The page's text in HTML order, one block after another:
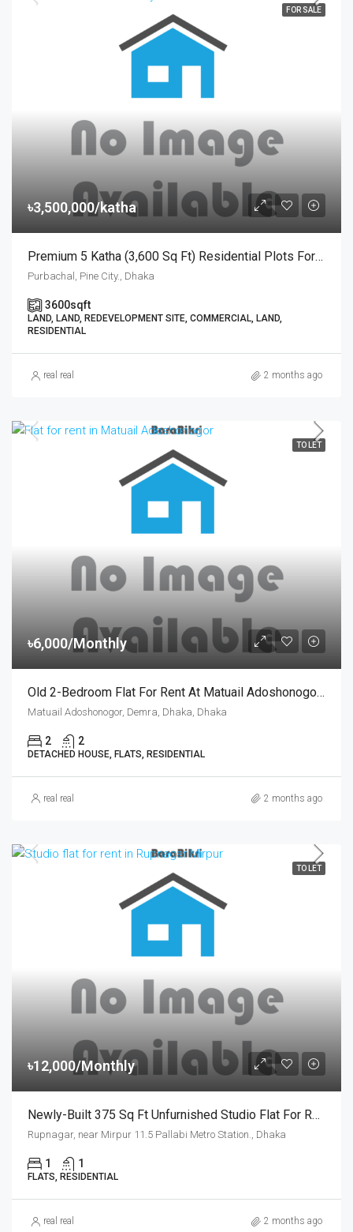
FOR SALE
৳3,500,000/katha
Premium 5 Katha (3,600 Sq Ft) Residential Plots For Sale At Pine City, Purbachal | রাজউক পূর্বাচল ২৭ নং সেক্টরের কাছে পাইন সিটি প্রকল্পে ৫ কাঠার প্লট বিক্রয়
Purbachal, Pine City., Dhaka
3600sqft
LAND, LAND, REDEVELOPMENT SITE, COMMERCIAL, LAND,
RESIDENTIAL
real real 2 months ago
TO LET
৳6,000/Monthly
Old 2-Bedroom Flat For Rent At Matuail Adoshonogor, Dhaka | ঢাকার মাতুয়াইল আদর্শ নগরে ৬,০০০ টাকায় ২ বেডরুমের পুরনো ফ্ল্যাট ভাড়া
Matuail Adoshonogor, Demra, Dhaka, Dhaka
2 2
DETACHED HOUSE, FLATS, RESIDENTIAL
real real 2 months ago
TO LET
৳12,000/Monthly
Newly-Built 375 Sq Ft Unfurnished Studio Flat For Rent At Rupnagar, Mirpur | মিরপুর রূপনগরে পল্লবী মেট্রোরেল স্টেশনের কাছে ১২,০০০ টাকায় স্টুডিও ফ্ল্যাট ভাড়া
Rupnagar, near Mirpur 11.5 Pallabi Metro Station., Dhaka
1 1
FLATS, RESIDENTIAL
real real 2 months ago